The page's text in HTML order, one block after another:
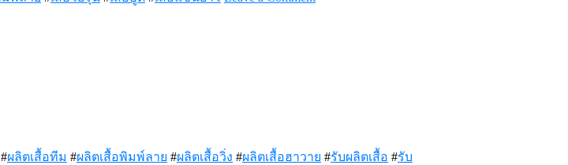
#ผลิตเสื้อทีม #ผลิตเสื้อพิมพ์ลาย #ผลิตเสื้อวิ่ง #ผลิตเสื้อฮาวาย #รับผลิตเสื้อ #รับ